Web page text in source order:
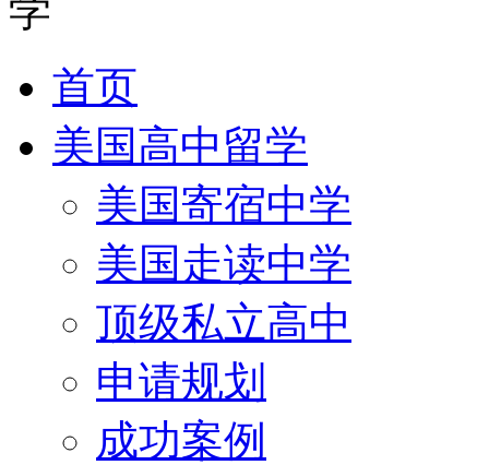
首页
美国高中留学
美国寄宿中学
美国走读中学
顶级私立高中
申请规划
成功案例